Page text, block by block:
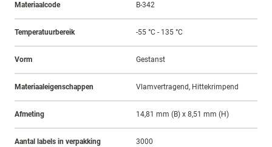
Materiaalcode B-342
Temperatuurbereik -55 °C - 135 °C
Vorm Gestanst
Materiaaleigenschappen Vlamvertragend, Hittekrimpend
Afmeting 14,81 mm (B) x 8,51 mm (H)
Aantal labels in verpakking 3000